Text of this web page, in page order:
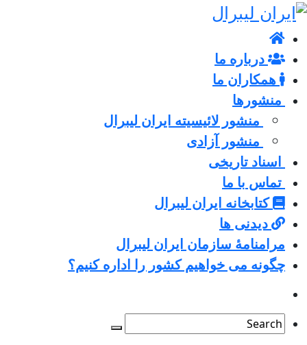
درباره ما
همکاران ما
منشورها
منشور لائیسیته ایران لیبرال
منشور آزادی
اسناد تاریخی
تماس با ما
کتابخانه ایران لیبرال
دیدنی ها
مرامنامۀ سازمان ایران لیبرال
چگونه می خواهیم کشور را اداره کنیم؟